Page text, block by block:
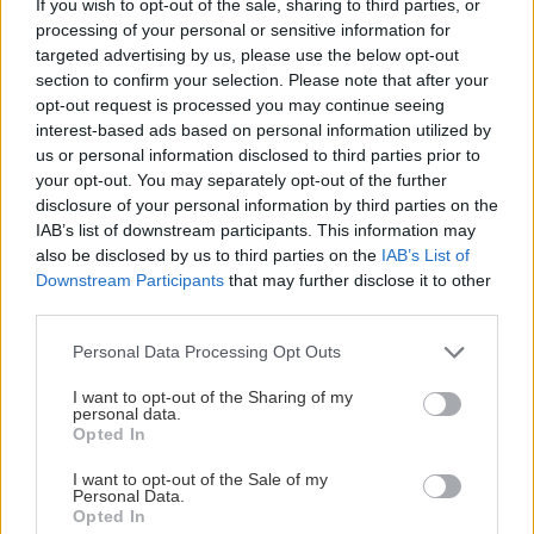
If you wish to opt-out of the sale, sharing to third parties, or
processing of your personal or sensitive information for
targeted advertising by us, please use the below opt-out
section to confirm your selection. Please note that after your
opt-out request is processed you may continue seeing
interest-based ads based on personal information utilized by
us or personal information disclosed to third parties prior to
your opt-out. You may separately opt-out of the further
disclosure of your personal information by third parties on the
IAB’s list of downstream participants. This information may
also be disclosed by us to third parties on the IAB’s List of
Downstream Participants that may further disclose it to other
Personal Data Processing Opt Outs
I want to opt-out of the Sharing of my
personal data.
Opted In
I want to opt-out of the Sale of my
Personal Data.
Opted In
23:00
GOSSIP - LIFESTYLE
Ο Τζέιμς Κάμερον φαίνεται έτοιμος να αφήσει
πίσω του το «Avatar»
22:32
ΕΠΙΣΤΗΜΗ
Έφτιαξε ηλιακό γιοτ με $20.000 και διένυσε
3.000 ναυτικά μίλια χωρίς στάλα καυσίμου!
22:21
ΣΠΙΤΙ
Κατσαρίδα στο σπίτι - Πότε πρέπει να
ανησυχήσουμε
22:11
ΚΟΣΜΟΣ
Εξαρθρώθηκε τεράστιο δίκτυο διακίνησης
μεταναστών και ναρκωτικών στη Μεσόγειο –
Πάνω από 24 εκατ. ευρώ κέρδη
Όλες οι ειδήσεις
ΠΕΡΙΣΣΟΤΕΡΑ
ΣΧΕΣΕΙΣ ΚΑΙ SEX